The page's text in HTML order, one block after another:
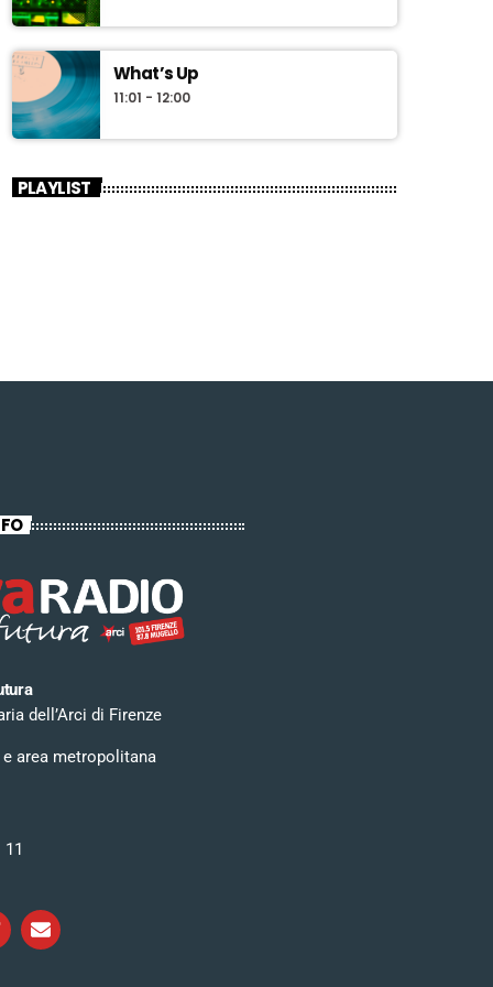
What’s Up
11:01 - 12:00
PLAYLIST
dell’Arci di Firenze
area metropolitana
11